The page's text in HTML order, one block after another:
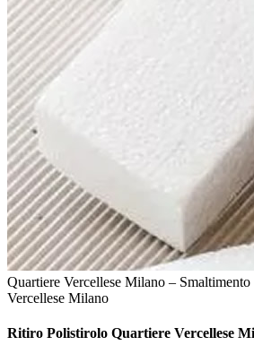
Quartiere Vercellese Milano –
Vercellese Milano
Ritiro Polistirolo Quartiere Vercellese